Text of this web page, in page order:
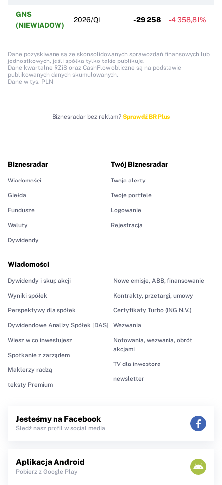
GNS
(NIEWIADOW)
2026/Q1 -29 258 -4 358,81%
Dane pozyskiwane są ze skonsolidowanych sprawozdań finansowych lub
jednostkowych, jeśli spółka tylko takie publikuje.
Dane kwartalne RZiS oraz CashFlow obliczne są na podstawie
publikowanych danych skumulowanych.
Dane w tys. PLN
Biznesradar bez reklam? Sprawdź BR Plus
Biznesradar
Wiadomości
Giełda
Fundusze
Waluty
Dywidendy
Wiadomości
Dywidendy i skup akcji
Wyniki spółek
Perspektywy dla spółek
Dywidendowe Analizy Spółek [DAS]
Wiesz w co inwestujesz
Spotkanie z zarządem
Maklerzy radzą
teksty Premium
Nowe emisje, ABB, finansowanie
Kontrakty, przetargi, umowy
Certyfikaty Turbo (ING N.V.)
Wezwania
Notowania, wezwania, obrót
akcjami
TV dla inwestora
newsletter
Twój Biznesradar
Twoje alerty
Twoje portfele
Logowanie
Rejestracja
Jesteśmy na Facebook
Śledź nasz profil w social media
Aplikacja Android
Pobierz z Google Play